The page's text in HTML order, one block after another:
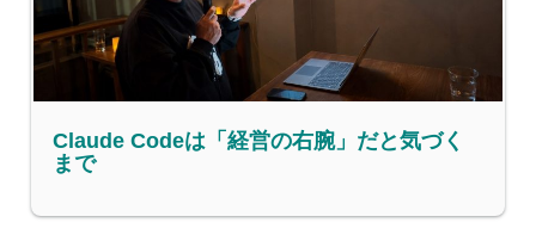
Claude Codeは「経営の右腕」だと気づく
まで